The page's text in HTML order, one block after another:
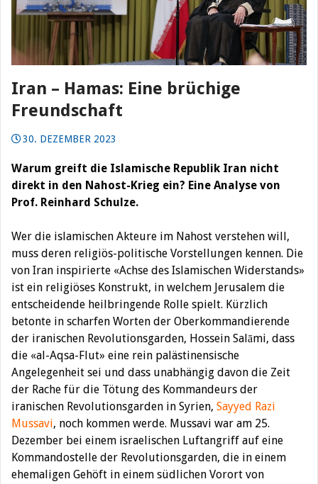
Iran – Hamas: Eine brüchige
Freundschaft
30. DEZEMBER 2023
Warum greift die Islamische Republik Iran nicht
direkt in den Nahost-Krieg ein? Eine Analyse von
Prof. Reinhard Schulze.
Wer die islamischen Akteure im Nahost verstehen will,
muss deren religiös-politische Vorstellungen kennen. Die
von Iran inspirierte «Achse des Islamischen Widerstands»
ist ein religiöses Konstrukt, in welchem Jerusalem die
entscheidende heilbringende Rolle spielt. Kürzlich
betonte in scharfen Worten der Oberkommandierende
der iranischen Revolutionsgarden, Hossein Salāmi, dass
die «al-Aqsa-Flut» eine rein palästinensische
Angelegenheit sei und dass unabhängig davon die Zeit
der Rache für die Tötung des Kommandeurs der
iranischen Revolutionsgarden in Syrien, Sayyed Razi
Mussavi, noch kommen werde. Mussavi war am 25.
Dezember bei einem israelischen Luftangriff auf eine
Kommandostelle der Revolutionsgarden, die in einem
ehemaligen Gehöft in einem südlichen Vorort von